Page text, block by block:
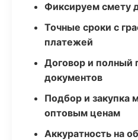
Фиксируем смету
Точные сроки с
платежей
Договор и полный
документов
Подбор и закупка
оптовым ценам
Аккуратность на